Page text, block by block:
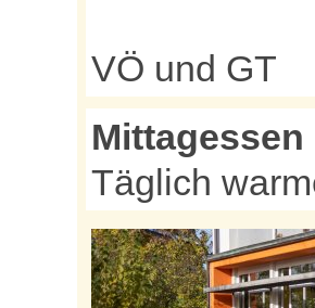
VÖ und GT
Mittagessen
Täglich